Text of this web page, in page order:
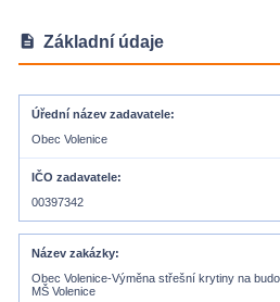
description Základní údaje
Úřední název zadavatele
Obec Volenice
IČO zadavatele
00397342
Název zakázky
Obec Volenice-Výměna střešní krytiny na
MŠ Volenice